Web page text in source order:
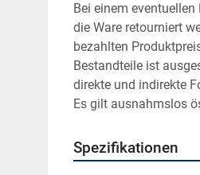
Bei einem
die Ware retourniert
bezahlten
Bestandteile ist
direkte und indirekte
Es gilt ausnahmslos
Spezifikationen